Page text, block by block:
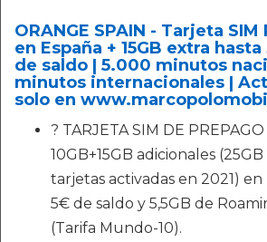
ORANGE SPAIN - Tarjeta SIM
en España + 15GB extra hasta
de saldo | 5.000 minutos
minutos internacionales |
solo en
? TARJETA SIM DE
10GB+15GB adicionales
tarjetas activadas en 2021)
5€ de saldo y 5,5GB de
(Tarifa Mundo-10).